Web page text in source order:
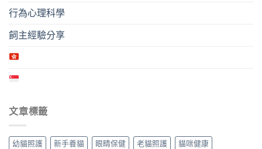
行為心理科學
飼主經驗分享
文章標籤
幼貓照護 新手養貓 眼睛保健 老貓照護 貓咪健康